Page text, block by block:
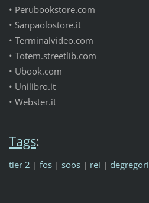
• Perubookstore.com
• Sanpaolostore.it
• Terminalvideo.com
• Totem.streetlib.com
• Ubook.com
• Unilibro.it
• Webster.it
Tags:
tier 2 | fos | soos | rei | degregori